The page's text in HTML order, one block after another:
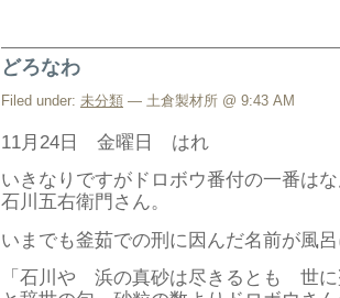
どろなわ
Filed under: 未分類 — 土倉製材所 @ 9:43 AM
11月24日 金曜日 はれ
いきなりですがドロボウ番付の一番は
石川五右衛門さん。
いまでも釜茹での刑に因んだ名前が風
「石川や 浜の真砂は尽きるとも 世に